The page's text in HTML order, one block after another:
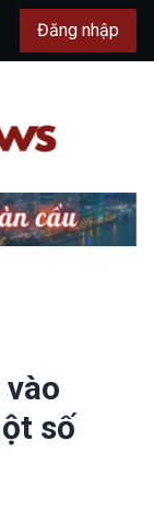
Đăng nhập
số